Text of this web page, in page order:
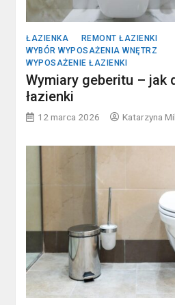
ŁAZIENKA
REMONT ŁAZIENKI
WYBÓR WYPOSAŻENIA WNĘTRZ
WYPOSAŻENIE ŁAZIENKI
Wymiary geberitu – jak
łazienki
12 marca 2026 Katarzyna